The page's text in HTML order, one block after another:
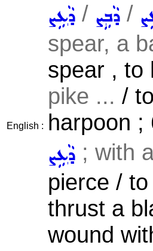
English :
ܕܵܥܹܨ / ܕܵܒܹܨ /
spear, a
spear , to
pike ... /
harpoon ;
ܕܵܥܹܨ ; with
pierce /
thrust a
wound